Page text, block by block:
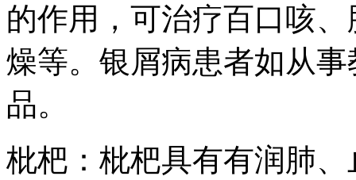
的作用，可治疗百口咳
燥等。银屑病患者如从
品。
枇杷：枇杷具有有润肺